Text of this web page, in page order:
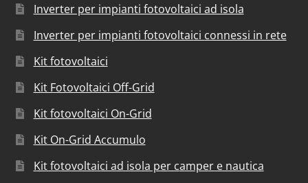
Inverter per impianti fotovoltaici ad isola
Inverter per impianti fotovoltaici connessi in rete
Kit fotovoltaici
Kit Fotovoltaici Off-Grid
Kit fotovoltaici On-Grid
Kit On-Grid Accumulo
Kit fotovoltaici ad isola per camper e nautica